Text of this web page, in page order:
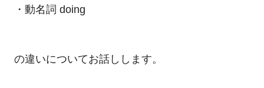
・動名詞 doing
の違いについてお話しします。